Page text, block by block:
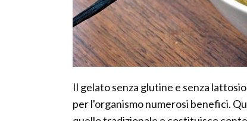
Il gelato senza glutine e senza
per l'organismo numerosi benefici.